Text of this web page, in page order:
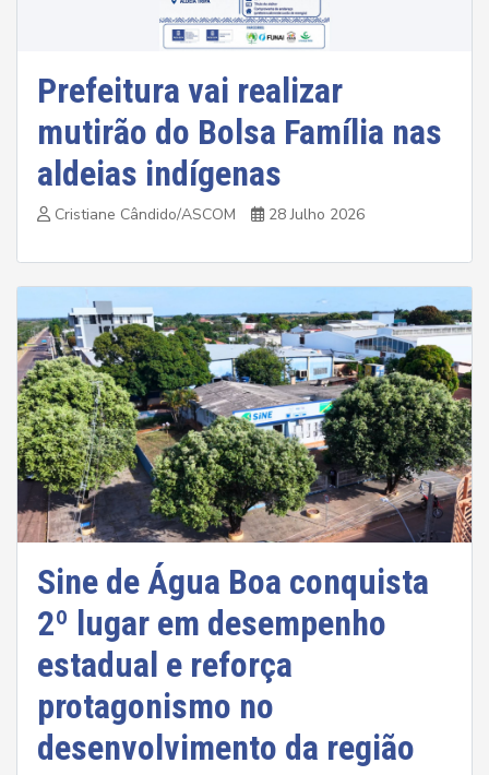
Prefeitura vai realizar
mutirão do Bolsa Família nas
aldeias indígenas
Cristiane Cândido/ASCOM 28 Julho 2026
Sine de Água Boa conquista
2º lugar em desempenho
estadual e reforça
protagonismo no
desenvolvimento da região